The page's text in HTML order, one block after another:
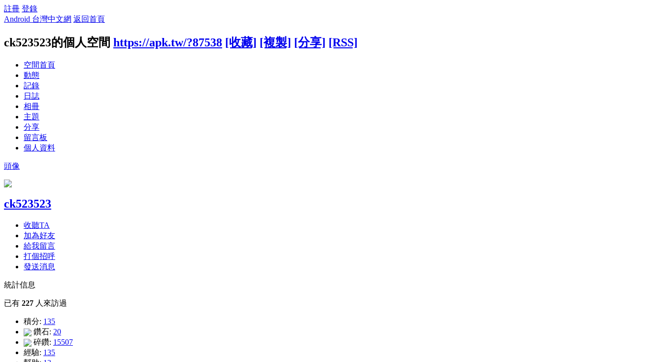
註冊 登錄
Android 台灣中文網 返回首頁
ck523523的個人空間 https://apk.tw/?87538 [收藏] [複製] [分享] [RSS]
空間首頁
動態
記錄
日誌
相冊
主題
分享
留言板
個人資料
頭像
ck523523
收聽TA
加為好友
給我留言
打個招呼
發送消息
統計信息
已有 227 人來訪過
積分: 135
鑽石: 20
碎鑽: 15507
經驗: 135